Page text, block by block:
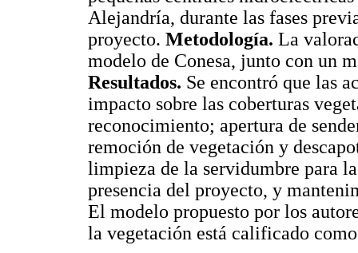
Alejandría, durante las fases
proyecto. Metodología. La
modelo de Conesa, junto con un
Resultados. Se encontró que las
impacto sobre las coberturas
reconocimiento; apertura de
remoción de vegetación y
limpieza de la servidumbre para
presencia del proyecto, y
El modelo propuesto por los
la vegetación está calificado